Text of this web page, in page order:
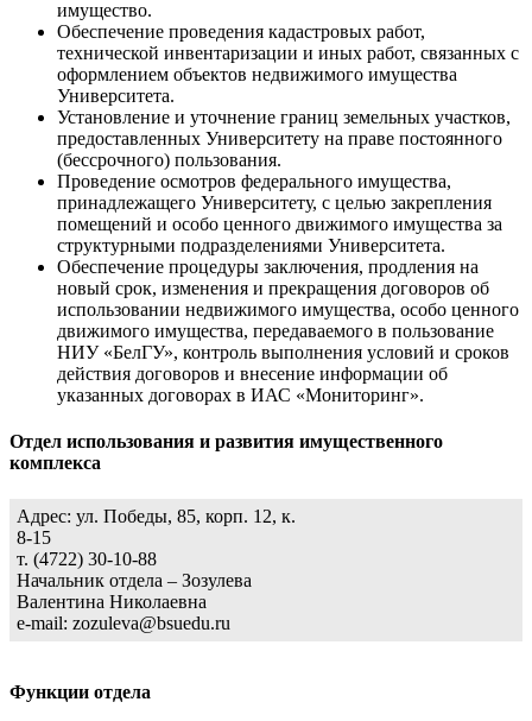
имущество.
Обеспечение проведения кадастровых работ,
технической инвентаризации и иных работ, связанных с
оформлением объектов недвижимого имущества
Университета.
Установление и уточнение границ земельных участков,
предоставленных Университету на праве постоянного
(бессрочного) пользования.
Проведение осмотров федерального имущества,
принадлежащего Университету, с целью закрепления
помещений и особо ценного движимого имущества за
структурными подразделениями Университета.
Обеспечение процедуры заключения, продления на
новый срок, изменения и прекращения договоров об
использовании недвижимого имущества, особо ценного
движимого имущества, передаваемого в пользование
НИУ «БелГУ», контроль выполнения условий и сроков
действия договоров и внесение информации об
указанных договорах в ИАС «Мониторинг».
Отдел использования и развития имущественного
комплекса
Адрес: ул. Победы, 85, корп. 12, к.
8-15
т. (4722) 30-10-88
Начальник отдела – Зозулева
Валентина Николаевна
e-mail: zozuleva@bsuedu.ru
Функции отдела